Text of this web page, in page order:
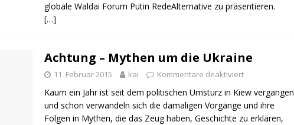
globale Waldai Forum Putin RedeAlternative zu präsentieren.
[…]
Achtung – Mythen um die Ukraine
11. Februar 2015 kai Kommentare deaktiviert
Kaum ein Jahr ist seit dem politischen Umsturz in Kiew vergangen
und schon verwandeln sich die damaligen Vorgänge und ihre
Folgen in Mythen, die das Zeug haben, Geschichte zu erklären,